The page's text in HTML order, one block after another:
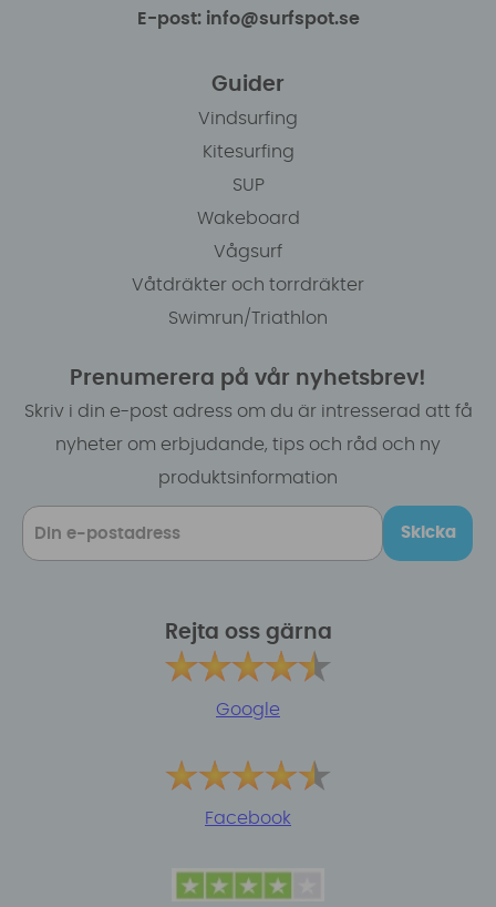
E-post: info@surfspot.se
Guider
Vindsurfing
Kitesurfing
SUP
Wakeboard
Vågsurf
Våtdräkter och torrdräkter
Swimrun/Triathlon
Prenumerera på vår nyhetsbrev!
Skriv i din e-post adress om du är intresserad att få
nyheter om erbjudande, tips och råd och ny
produktsinformation
Skicka
Rejta oss gärna
Google
Facebook